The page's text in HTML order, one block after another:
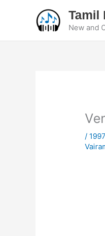
Tamil
New and
/ 1997